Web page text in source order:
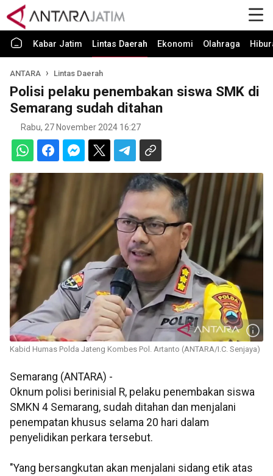
Kabar Jatim Lintas Daerah Ekonomi Olahraga
ANTARA Lintas Daerah
Polisi pelaku penembakan siswa SMK di
Semarang sudah ditahan
Rabu, 27 November 2024 16:27
Kabid Humas Polda Jateng Kombes Pol. Artanto (ANTARA/I.C. Senjaya)
Semarang (ANTARA) -
Oknum polisi berinisial R, pelaku penembakan siswa
SMKN 4 Semarang, sudah ditahan dan menjalani
penempatan khusus selama 20 hari dalam
penyelidikan perkara tersebut.
"Yang bersangkutan akan menjalani sidang etik atas